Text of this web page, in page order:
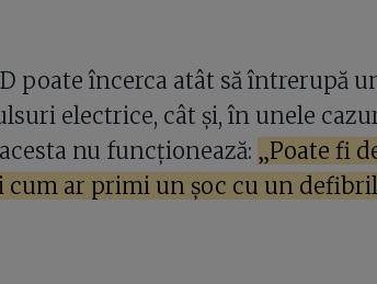
poate încerca atât să întrerupă
electrice, cât și, în unele
nu funcționează: „Poate fi
cum ar primi un șoc cu un